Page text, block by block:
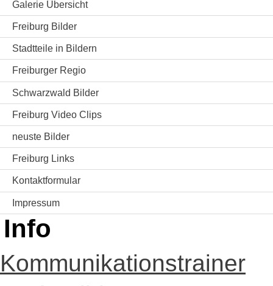
Galerie Übersicht
Freiburg Bilder
Stadtteile in Bildern
Freiburger Regio
Schwarzwald Bilder
Freiburg Video Clips
neuste Bilder
Freiburg Links
Kontaktformular
Impressum
Info
Kommunikationstrainer